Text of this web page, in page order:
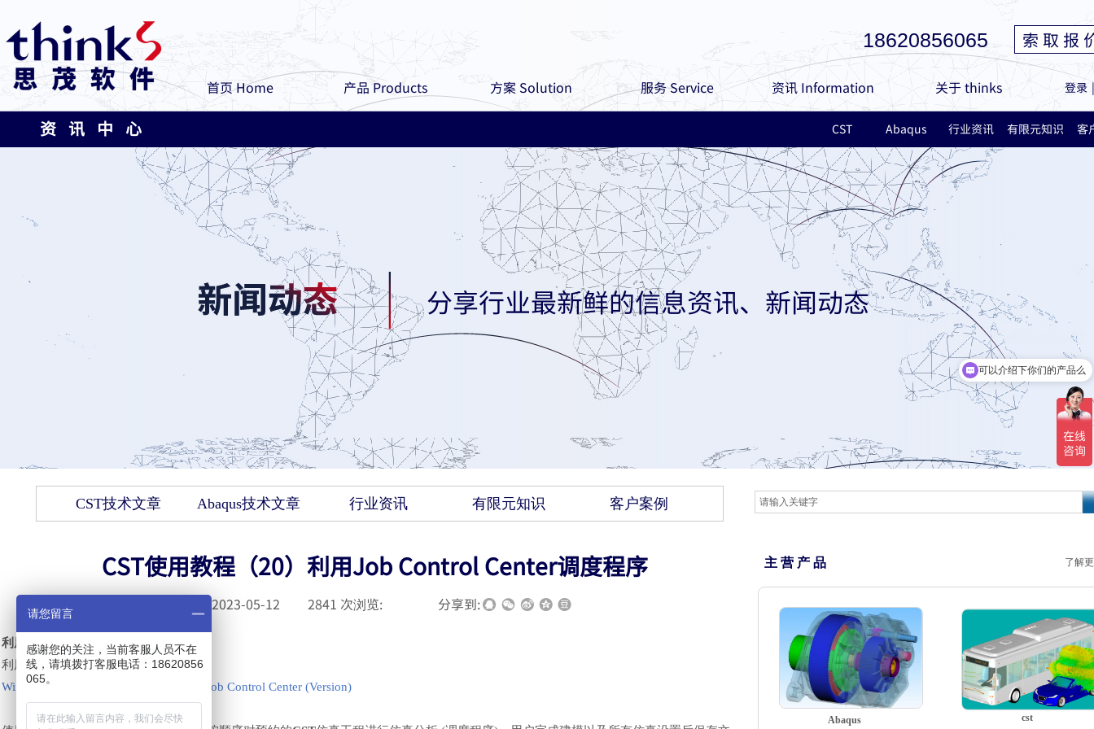
18620856065
登录 |
索 取 报
首页 Home 产品 Products 方案 Solution 服务 Service 资讯 Information 关于 thinks
分享行业最新鲜的信息资讯、新闻动态
资 讯 中 心 CST Abaqus 行业资讯 有限元知识 客
CST技术文章 Abaqus技术文章 行业资讯 有限元知识 客户案例
CST使用教程（20）利用Job Control Center调度程序
发布时间 :2023-05-12 2841 次浏览: 分享到:
利用
Job Control Center调度程序
利用 Job Control Center预约仿真！
Window > Job Control Center (Version)
主 营 产 品 了解
cst
Abaqus
可以介绍下你们的产品么
请您留言
感谢您的关注，当前客服人员不在
线，请填拨打客服电话：18620856
065。